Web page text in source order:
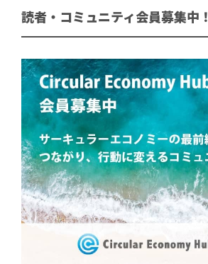
読者・コミュニティ会員募集中！